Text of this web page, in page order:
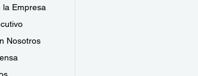
la Empresa
Nosotros